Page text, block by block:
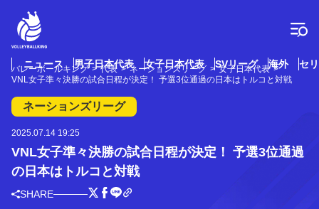
ニュース 男子日本代表 女子日本代表 SVリーグ 海外 セ
バレーボールキング 代表 ネーションズリーグ
女子日本代表
VNL女子準々決勝の試合日程が決定！ 予選3位通過の日本はトルコと対戦
ネーションズリーグ
2025.07.14 19:25
VNL女子準々決勝の試合日程が決定！ 予選3位通過
の日本はトルコと対戦
SHARE